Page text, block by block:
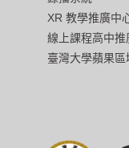
XR 教學推廣中
線上課程高中推
臺灣大學蘋果